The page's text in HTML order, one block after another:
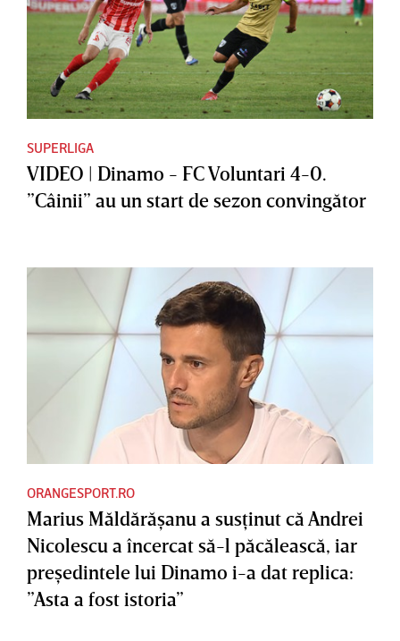
SUPERLIGA
VIDEO | Dinamo - FC Voluntari 4-0.
”Câinii” au un start de sezon convingător
ORANGESPORT.RO
Marius Măldărăşanu a susţinut că Andrei
Nicolescu a încercat să-l păcălească, iar
preşedintele lui Dinamo i-a dat replica:
”Asta a fost istoria”